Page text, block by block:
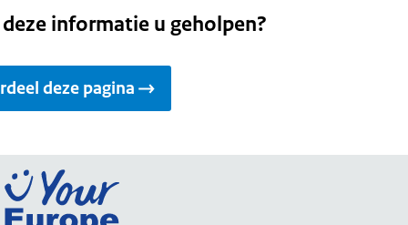
informatie u geholpen?
deze pagina
Ga